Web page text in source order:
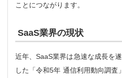
ことにつながります。
SaaS業界の現状
近年、SaaS業界は急速な成長を
した「令和5年 通信利用動向調